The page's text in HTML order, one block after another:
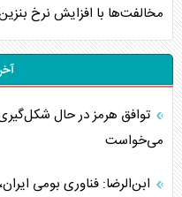
مخالفت‌ها با افزایش نرخ
توافق هرمز در حال
می‌خواست
ابن‌الرضا: فناوری بومی